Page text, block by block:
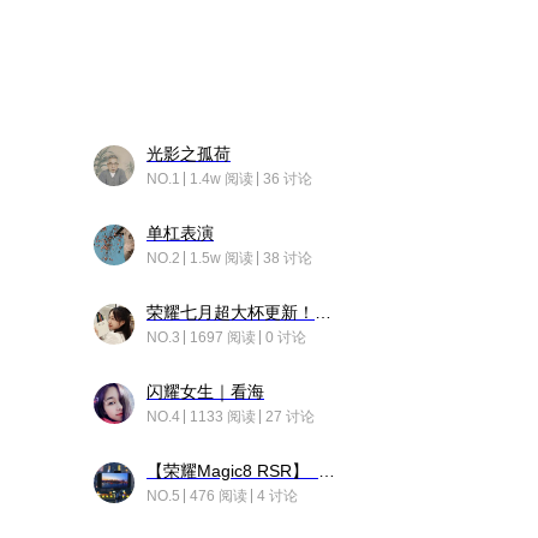
光影之孤荷
NO.1 1.4w 阅读 36 讨论
单杠表演
NO.2 1.5w 阅读 38 讨论
NO.3 1697 阅读 0 讨论
闪耀女生｜看海
NO.4 1133 阅读 27 讨论
NO.5 476 阅读 4 讨论